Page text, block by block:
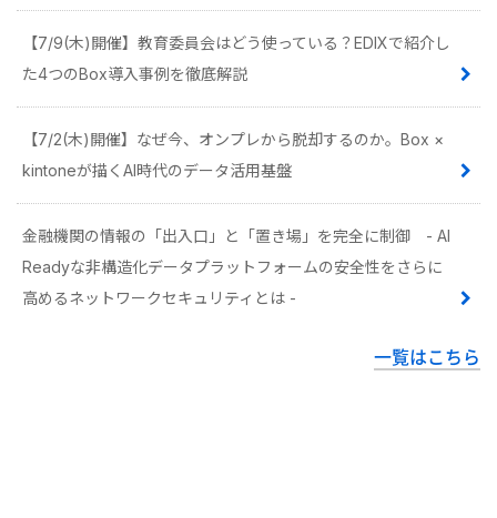
【7/9(木)開催】教育委員会はどう使っている？EDIXで紹介し
た4つのBox導入事例を徹底解説
【7/2(木)開催】なぜ今、オンプレから脱却するのか。Box ×
kintoneが描くAI時代のデータ活用基盤
金融機関の情報の「出入口」と「置き場」を完全に制御 - AI
Readyな非構造化データプラットフォームの安全性をさらに
高めるネットワークセキュリティとは -
一覧はこちら